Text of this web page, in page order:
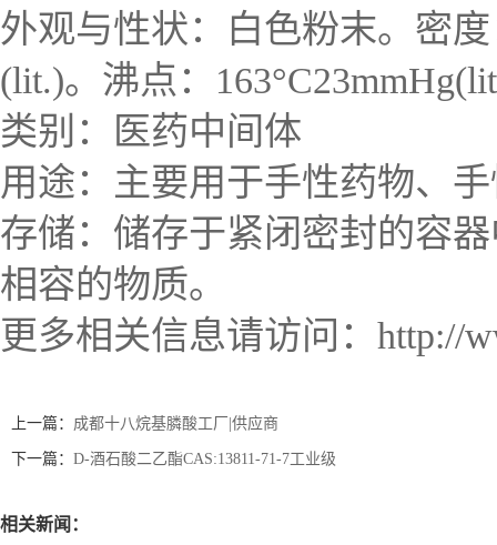
外观与性状：白色粉末。密度
(lit.)。沸点：
类别：医药中间体
用途：主要用于手性药物、
存储：储存于紧闭密封的容
相容的物质。
更多相关信息请访问：http://
上一篇： 成都十八烷基膦酸工厂|供应商
下一篇： D-酒石酸二乙酯CAS:13811-71-7工业级
相关新闻：